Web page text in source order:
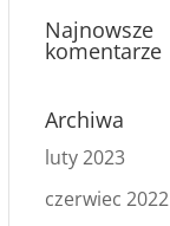
Najnowsze
komentarze
Archiwa
luty 2023
czerwiec 2022